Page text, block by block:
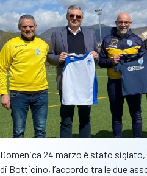
Domenica 24 marzo è stato siglato,
di Botticino, l’accordo tra le due